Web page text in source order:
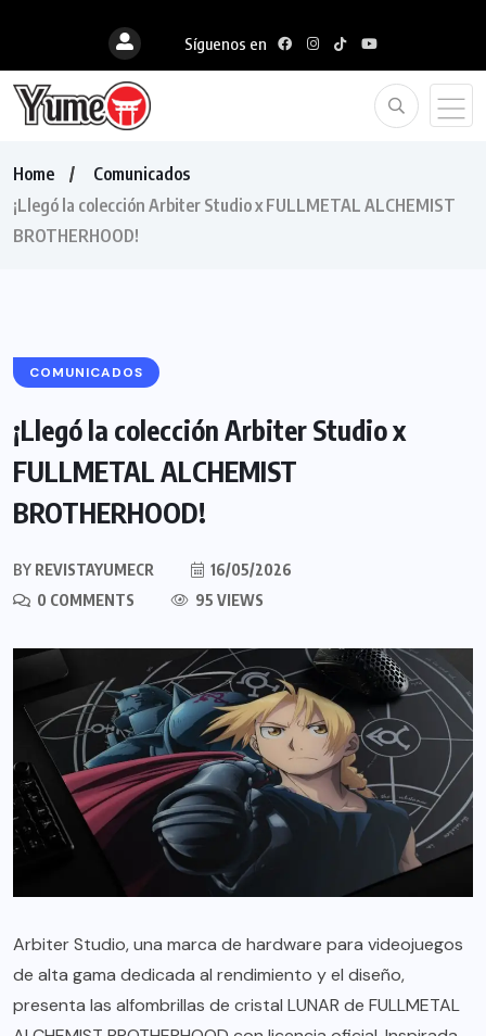
Síguenos en
Home
Comunicados
¡Llegó la colección Arbiter Studio x FULLMETAL ALCHEMIST
BROTHERHOOD!
COMUNICADOS
¡Llegó la colección Arbiter Studio x
FULLMETAL ALCHEMIST
BROTHERHOOD!
BY REVISTAYUMECR
16/05/2026
0 COMMENTS
95 VIEWS
Arbiter Studio, una marca de hardware para videojuegos
de alta gama dedicada al rendimiento y el diseño,
presenta las alfombrillas de cristal LUNAR de FULLMETAL